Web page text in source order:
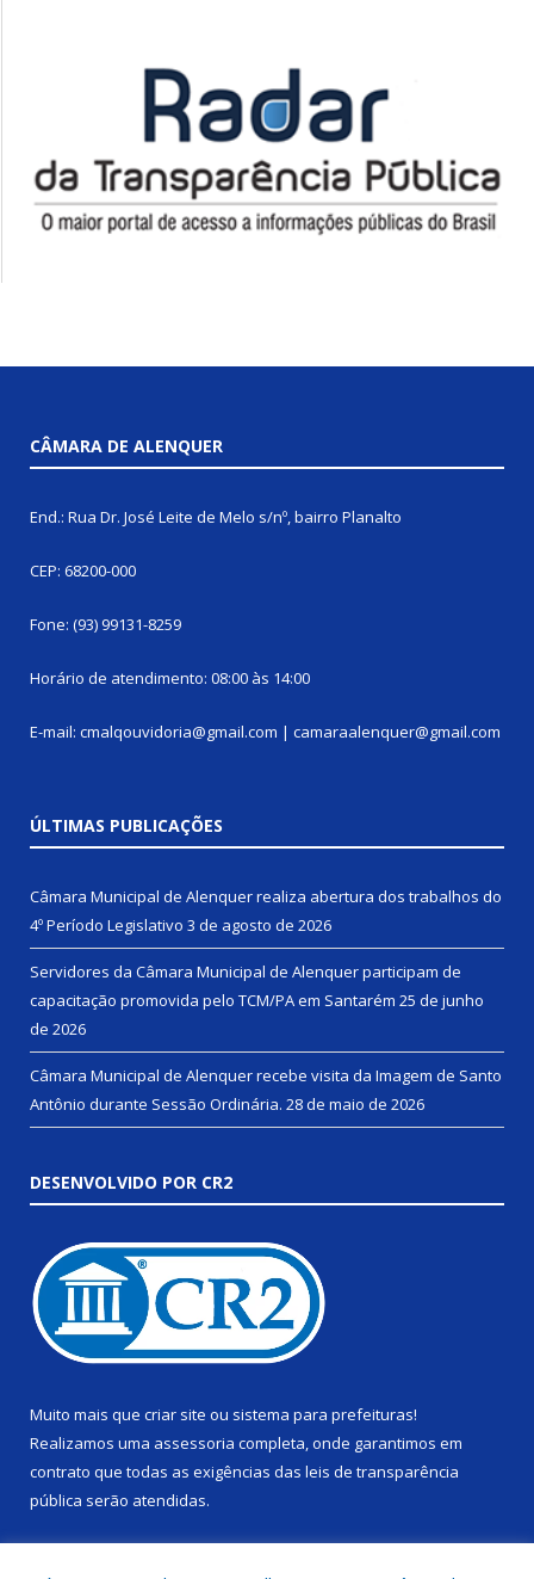
CÂMARA DE ALENQUER
End.: Rua Dr. José Leite de Melo s/nº, bairro Planalto
CEP: 68200-000
Fone: (93) 99131-8259
Horário de atendimento: 08:00 às 14:00
E-mail: cmalqouvidoria@gmail.com | camaraalenquer@gmail.com
ÚLTIMAS PUBLICAÇÕES
Câmara Municipal de Alenquer realiza abertura dos trabalhos do
4º Período Legislativo 3 de agosto de 2026
Servidores da Câmara Municipal de Alenquer participam de
capacitação promovida pelo TCM/PA em Santarém 25 de junho
de 2026
Câmara Municipal de Alenquer recebe visita da Imagem de Santo
Antônio durante Sessão Ordinária. 28 de maio de 2026
DESENVOLVIDO POR CR2
Muito mais que criar site ou sistema para prefeituras!
Realizamos uma assessoria completa, onde garantimos em
contrato que todas as exigências das leis de transparência
pública serão atendidas.